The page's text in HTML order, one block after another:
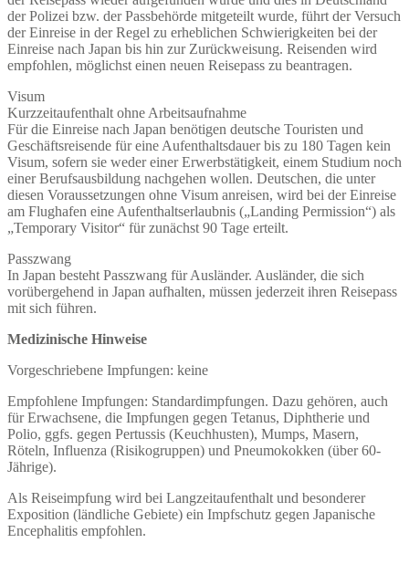
der Polizei bzw. der Passbehörde mitgeteilt wurde, führt der Versuch
der Einreise in der Regel zu erheblichen Schwierigkeiten bei der
Einreise nach Japan bis hin zur Zurückweisung. Reisenden wird
empfohlen, möglichst einen neuen Reisepass zu beantragen.
Visum
Kurzzeitaufenthalt ohne Arbeitsaufnahme
Für die Einreise nach Japan benötigen deutsche Touristen und
Geschäftsreisende für eine Aufenthaltsdauer bis zu 180 Tagen kein
Visum, sofern sie weder einer Erwerbstätigkeit, einem Studium noch
einer Berufsausbildung nachgehen wollen. Deutschen, die unter
diesen Voraussetzungen ohne Visum anreisen, wird bei der Einreise
am Flughafen eine Aufenthaltserlaubnis („Landing Permission“) als
„Temporary Visitor“ für zunächst 90 Tage erteilt.
Passzwang
In Japan besteht Passzwang für Ausländer. Ausländer, die sich
vorübergehend in Japan aufhalten, müssen jederzeit ihren Reisepass
mit sich führen.
Medizinische Hinweise
Vorgeschriebene Impfungen: keine
Empfohlene Impfungen: Standardimpfungen. Dazu gehören, auch
für Erwachsene, die Impfungen gegen Tetanus, Diphtherie und
Polio, ggfs. gegen Pertussis (Keuchhusten), Mumps, Masern,
Röteln, Influenza (Risikogruppen) und Pneumokokken (über 60-
Jährige).
Als Reiseimpfung wird bei Langzeitaufenthalt und besonderer
Exposition (ländliche Gebiete) ein Impfschutz gegen Japanische
Encephalitis empfohlen.